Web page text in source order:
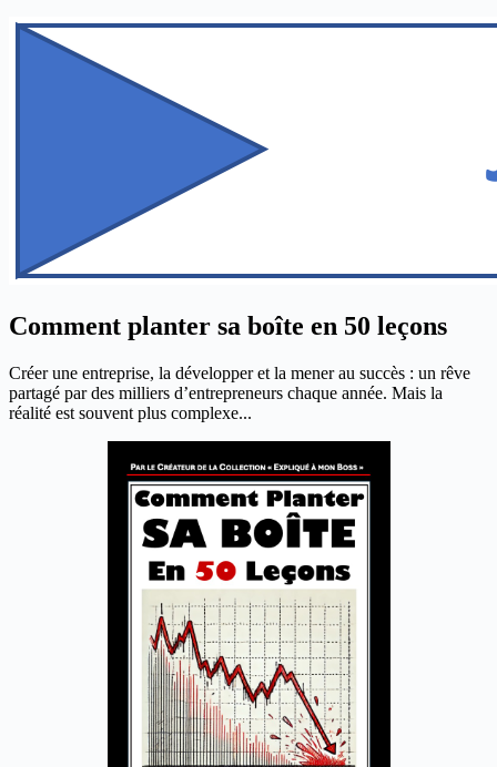
Comment planter sa boîte en 50 leçons
Créer une entreprise, la développer et la mener au succès : un rêve
partagé par des milliers d’entrepreneurs chaque année. Mais la
réalité est souvent plus complexe...